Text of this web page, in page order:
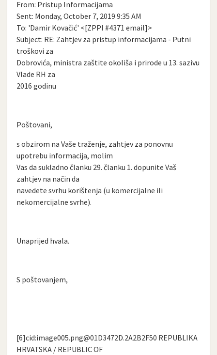
From: Pristup Informacijama
Sent: Monday, October 7, 2019 9:35 AM
To: 'Damir Kovačić' <[ZPPI #4371 email]>
Subject: RE: Zahtjev za pristup informacijama - Putni
troškovi za
Dobrovića, ministra zaštite okoliša i prirode u 13. sazivu
Vlade RH za
2016 godinu
Poštovani,
s obzirom na Vaše traženje, zahtjev za ponovnu
upotrebu informacija, molim
Vas da sukladno članku 29. članku 1. dopunite Vaš
zahtjev na način da
navedete svrhu korištenja (u komercijalne ili
nekomercijalne svrhe).
Unaprijed hvala.
S poštovanjem,
[6]cid:image005.png@01D3472D.2A2B2F50 REPUBLIKA
HRVATSKA / REPUBLIC OF